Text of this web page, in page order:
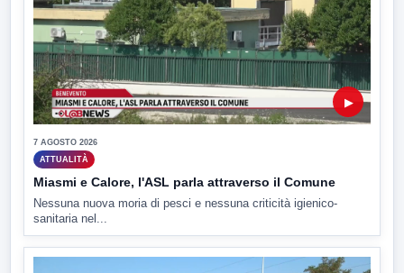
▶
7 AGOSTO 2026
ATTUALITÀ
Miasmi e Calore, l'ASL parla attraverso il Comune
Nessuna nuova moria di pesci e nessuna criticità igienico-
sanitaria nel...